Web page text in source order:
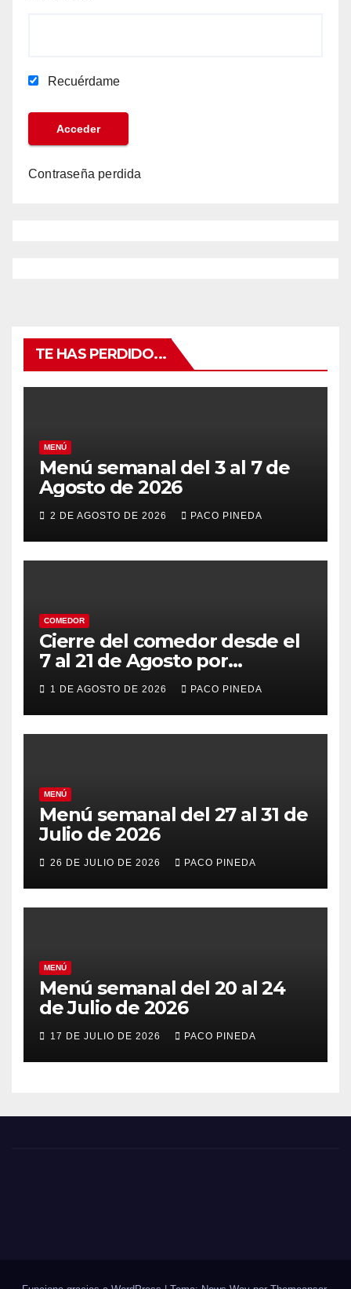
Recuérdame
Contraseña perdida
TE HAS PERDIDO...
MENÚ
Menú semanal del 3 al 7 de
Agosto de 2026
2 DE AGOSTO DE 2026 PACO PINEDA
COMEDOR
Cierre del comedor desde el
7 al 21 de Agosto por
vacaciones
1 DE AGOSTO DE 2026 PACO PINEDA
MENÚ
Menú semanal del 27 al 31 de
Julio de 2026
26 DE JULIO DE 2026 PACO PINEDA
MENÚ
Menú semanal del 20 al 24
de Julio de 2026
17 DE JULIO DE 2026 PACO PINEDA